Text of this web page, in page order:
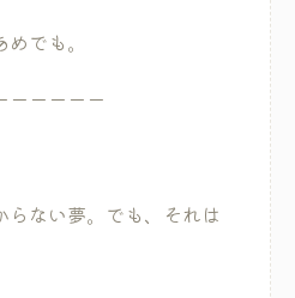
でも。
ーーーーー
ない夢。でも、それは